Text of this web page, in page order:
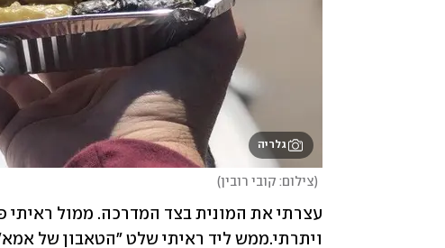
גלריה
(צילום: קובי רובין)